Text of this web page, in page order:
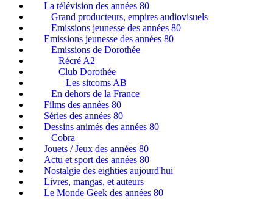
La télévision des années 80
Grand producteurs, empires audiovisuels
Emissions jeunesse des années 80
Emissions jeunesse des années 80
Emissions de Dorothée
Récré A2
Club Dorothée
Les sitcoms AB
En dehors de la France
Films des années 80
Séries des années 80
Dessins animés des années 80
Cobra
Jouets / Jeux des années 80
Actu et sport des années 80
Nostalgie des eighties aujourd'hui
Livres, mangas, et auteurs
Le Monde Geek des années 80